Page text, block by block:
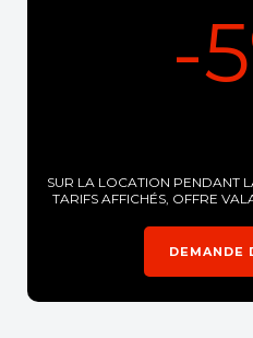
-
SUR LA LOCATION PENDANT
TARIFS AFFICHÉS, OFFRE
DEMANDE